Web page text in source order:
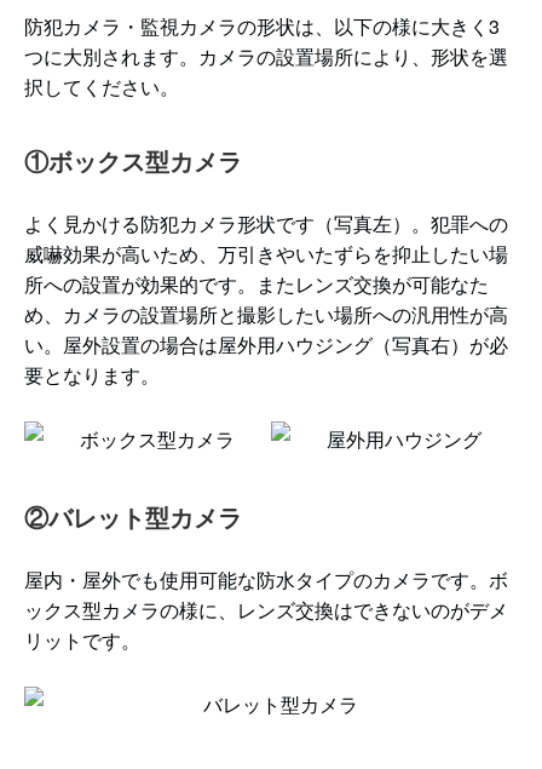
防犯カメラ・監視カメラの形状は、以下の様に大きく3
つに大別されます。カメラの設置場所により、形状を選
択してください。
①ボックス型カメラ
よく見かける防犯カメラ形状です（写真左）。犯罪への
威嚇効果が高いため、万引きやいたずらを抑止したい場
所への設置が効果的です。またレンズ交換が可能なた
め、カメラの設置場所と撮影したい場所への汎用性が高
い。屋外設置の場合は屋外用ハウジング（写真右）が必
要となります。
②バレット型カメラ
屋内・屋外でも使用可能な防水タイプのカメラです。ボ
ックス型カメラの様に、レンズ交換はできないのがデメ
リットです。